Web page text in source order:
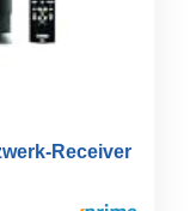
Receiver